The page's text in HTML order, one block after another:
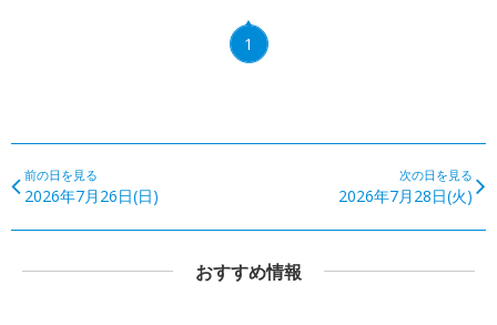
1
前の日を見る
2026年7月26日(日)
次の日を見る
2026年7月28日(火)
おすすめ情報